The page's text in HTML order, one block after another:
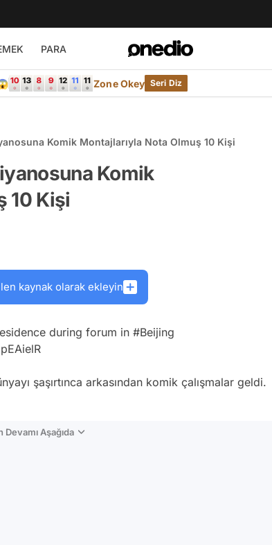
PARA
Zone Okey Seri Diz
Komik Montajlarıyla Nota Olmuş 10 Kişi
Komik
10 Kişi
kaynak olarak ekleyin
during forum in #Beijing
şaşırtınca arkasından komik çalışmalar geldi.
Devamı Aşağıda